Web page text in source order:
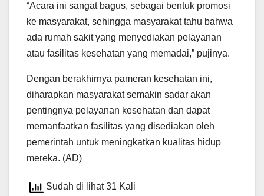
“Acara ini sangat bagus, sebagai bentuk promosi
ke masyarakat, sehingga masyarakat tahu bahwa
ada rumah sakit yang menyediakan pelayanan
atau fasilitas kesehatan yang memadai,” pujinya.
Dengan berakhirnya pameran kesehatan ini,
diharapkan masyarakat semakin sadar akan
pentingnya pelayanan kesehatan dan dapat
memanfaatkan fasilitas yang disediakan oleh
pemerintah untuk meningkatkan kualitas hidup
mereka. (AD)
Sudah di lihat 31 Kali